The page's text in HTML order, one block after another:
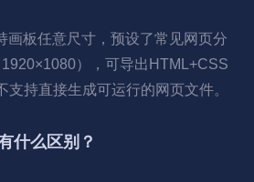
板任意尺寸，预设了常见网页分
），可导出HTML+CSS
支持直接生成可运行的网页文件。
什么区别？